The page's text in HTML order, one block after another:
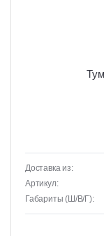
Доставка из:
Артикул:
Габариты (Ш/В/Г):